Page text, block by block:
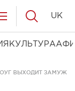
КУЛЬТУРА
UK
ВЫХОДИТ ЗАМУЖ